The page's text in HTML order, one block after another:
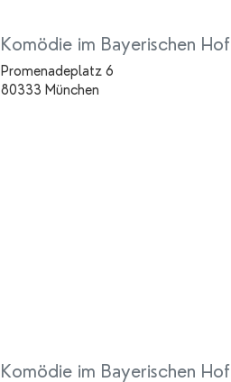
Komödie im Bayerischen Hof
Promenadeplatz 6
80333 München
Komödie im Bayerischen Hof